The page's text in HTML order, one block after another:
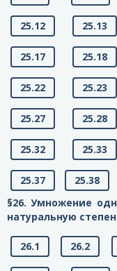
25.12 25.13
25.17 25.18
25.22 25.23
25.27 25.28
25.32 25.33
25.37 25.38
§26. Умножение
натуральную
26.1 26.2